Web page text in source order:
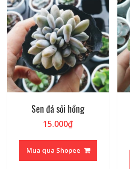
Sen đá sỏi hồng
15.000₫
Mua qua Shopee